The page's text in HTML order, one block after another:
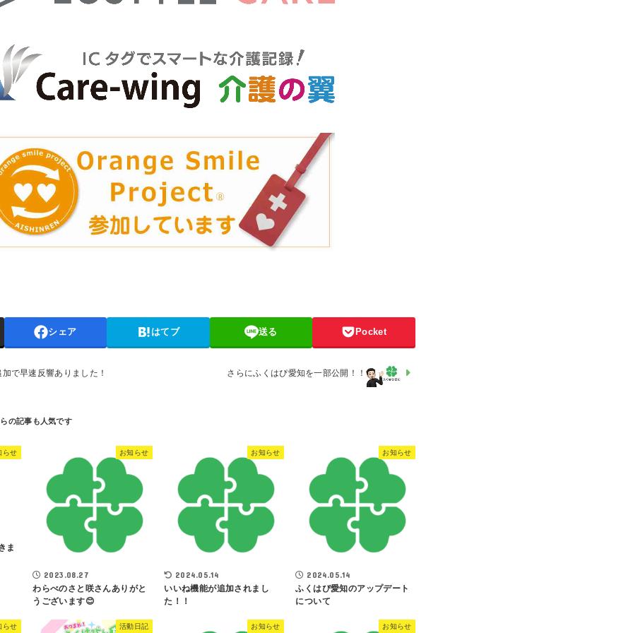
シェア はてブ 送る Pocket
で早速反響ありました！ さらにふくはぴ愛知を一部公開！！
らせ
ま
お知らせ
2023.08.27
わらべのさと咲さんありがと
うございます😊
お知らせ
2024.05.14
いいね機能が追加されまし
た！！
お知らせ
2024.05.14
ふくはぴ愛知のアップデート
について
らせ 活動日記 お知らせ お知らせ